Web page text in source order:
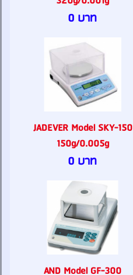
0 บาท
JADEVER Model SKY-150
150g/0.005g
0 บาท
AND Model GF-300